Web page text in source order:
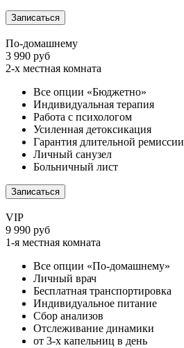
Записаться
По-домашнему
3 990 руб
2-х местная комната
Все опции «Бюджетно»
Индивидуальная терапия
Работа с психологом
Усиленная детоксикация
Гарантия длительной ремиссии
Личный санузел
Больничный лист
Записаться
VIP
9 990 руб
1-я местная комната
Все опции «По-домашнему»
Личный врач
Бесплатная транспортировка
Индивидуальное питание
Сбор анализов
Отслеживание динамики
от 3-х капельниц в день